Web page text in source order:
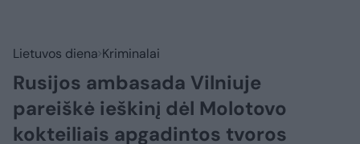
Lietuvos diena Kriminalai
Rusijos ambasada Vilniuje
pareiškė ieškinį dėl Molotovo
kokteiliais apgadintos tvoros